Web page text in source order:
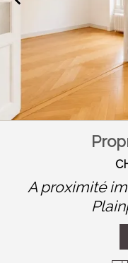
A proximité